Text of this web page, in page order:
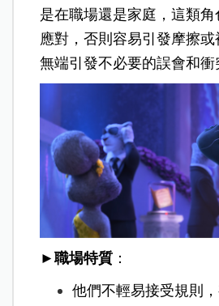
是在職場還是家庭，這類
應對，否則容易引發摩擦
無端引發不必要的誤會和衝
►職場特質 ：
他們不輕易接受規則